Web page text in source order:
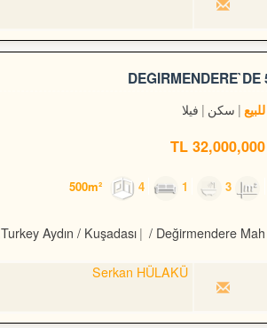
للبيع سكن فيلا
32,000,000 TL
4 1 3
Turkey Aydın / Kuşadası / Değirmendere Mah.
Serkan HÜLAKÜ